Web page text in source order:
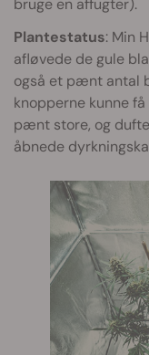
bruge en affugter).
Plantestatus: Min
afløvede de gule
også et pænt antal
knopperne kunne
pænt store, og
åbnede